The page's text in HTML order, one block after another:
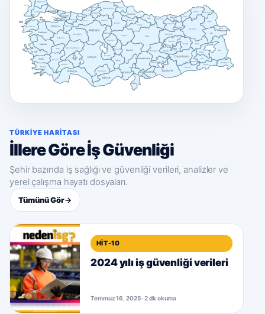
Adana
Adıyaman
Afyonkarahisar
Aksaray
Amasya
Ankara
Antalya
Ardahan
Artvin
Aydın
Ağrı
Balıkesir
Bartın
Batman
Bayburt
Bilecik
Bingöl
Bitlis
Bolu
Burdur
Bursa
Denizli
Diyarbakır
Düzce
Edirne
Elazığ
Erzincan
Erzurum
Eskişehir
Gaziantep
Giresun
Gümüşhane
Hakkâri
Hatay
Isparta
Istanbul
Iğdır
İzmir
Kahramanmaraş
Karabük
Karaman
Kars
Kastamonu
Kayseri
Kilis
Kocaeli
Konya
Kütahya
Kırklareli
Kırıkkale
Kırşehir
Malatya
Manisa
Mardin
Mersin
Muğla
Muş
Nevşehir
Niğde
Ordu
Osmaniye
Rize
Sakarya
Samsun
Siirt
Sinop
Sivas
Tekirdağ
Tokat
Trabzon
Tunceli
Uşak
Van
Yalova
Yozgat
Zonguldak
Çanakkale
Çankırı
Çorum
Şanlıurfa
Şırnak
TÜRKIYE HARITASI
İllere Göre İş Güvenliği
Şehir bazında iş sağlığı ve güvenliği verileri, analizler ve
yerel çalışma hayatı dosyaları.
Tümünü Gör→
HIT-10
2024 yılı iş güvenliği verileri
Temmuz 16, 2025 · 2 dk okuma